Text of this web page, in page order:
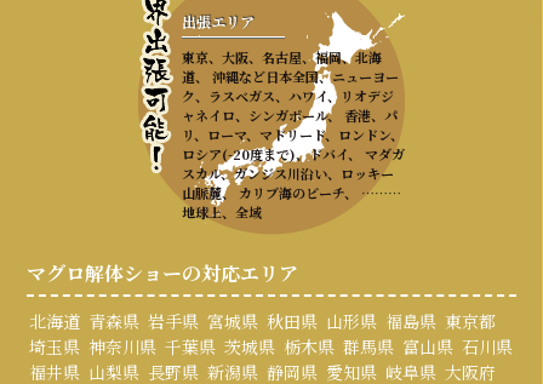
出張エリア
東京、大阪、名古屋、福岡、北海
道、 沖縄など日本全国、ニューヨー
ク、ラスベガス、ハワイ、リオデジ
ャネイロ、シンガポール、 香港、パ
リ、ローマ、マドリード、ロンドン、
ロシア(-20度まで)、ドバイ、 マダガ
スカル、ガンジス川沿い、ロッキー
山脈麓、 カリブ海のビーチ、 ………
地球上、全域
マグロ解体ショーの対応エリア
北海道 青森県 岩手県 宮城県 秋田県 山形県 福島県 東京都
埼玉県 神奈川県 千葉県 茨城県 栃木県 群馬県 富山県 石川県
福井県 山梨県 長野県 新潟県 静岡県 愛知県 岐阜県 大阪府